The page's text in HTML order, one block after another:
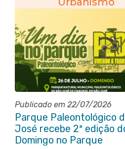
Publicado em 22/07/2026
Parque Paleontológico
José recebe 2ª edição
Domingo no Parque